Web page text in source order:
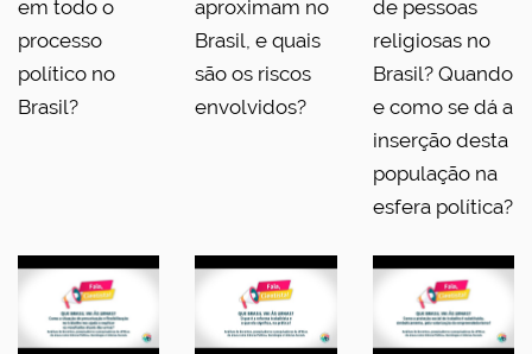
em todo o
processo
político no
Brasil?
aproximam no
Brasil, e quais
são os riscos
envolvidos?
de pessoas
religiosas no
Brasil? Quando
e como se dá a
inserção desta
população na
esfera política?